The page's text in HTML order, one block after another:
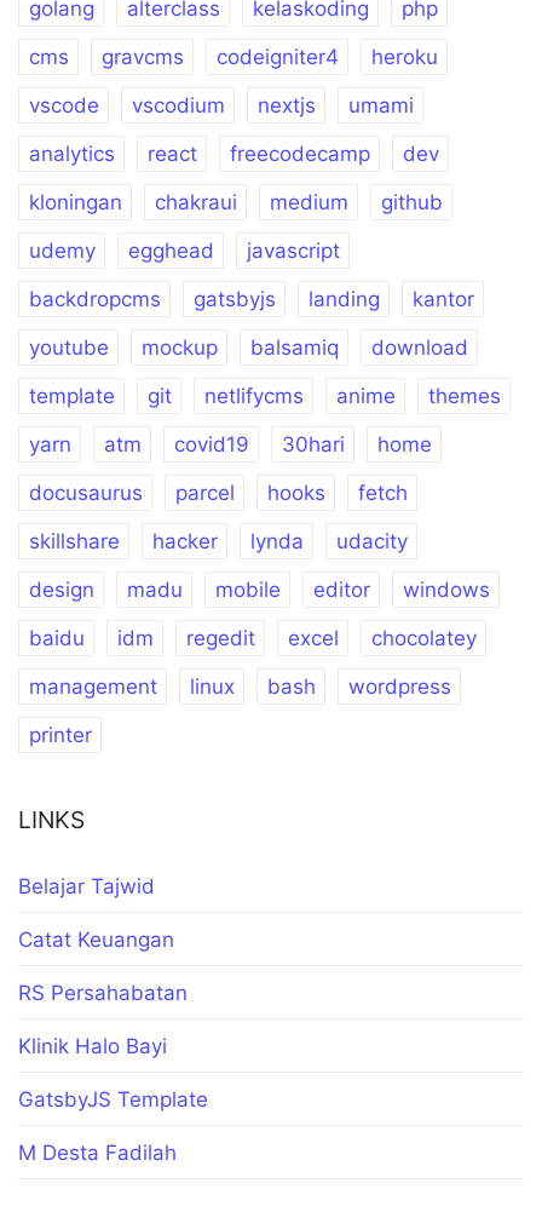
golang
alterclass kelaskoding
php
cms
gravcms codeigniter4
heroku
vscode
vscodium nextjs
umami
analytics
react freecodecamp
dev
kloningan
chakraui medium
github
udemy
egghead
javascript
backdropcms
gatsbyjs landing
kantor
youtube
mockup balsamiq
download
template
git netlifycms anime
themes
yarn
atm covid19 30hari
home
docusaurus
parcel hooks
fetch
skillshare
hacker lynda
udacity
design
madu mobile editor
windows
baidu
idm regedit excel
chocolatey
management
linux bash
wordpress
printer
LINKS
Belajar Tajwid
Catat Keuangan
RS Persahabatan
Klinik Halo Bayi
GatsbyJS Template
M Desta Fadilah